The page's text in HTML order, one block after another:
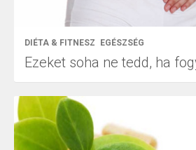
DIÉTA & FITNESZ EGÉSZSÉG
Ezeket soha ne tedd, ha